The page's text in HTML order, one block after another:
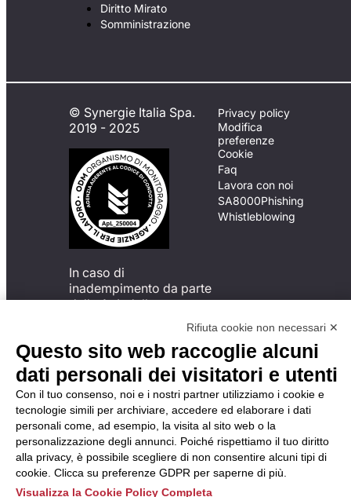
Diritto Mirato
Somministrazione
© Synergie Italia Spa.
2019 - 2025
In caso di
inadempimento da parte
della ApL delle
del Codice di Condotta, è
possibile presentare un
reclamo
all’Organismo di
Monitoraggio utilizzando
una delle modalità
descritte al seguente
indirizzo web
https://odm-
agenzielavoro.it/reclami/.
Privacy policy
Modifica
preferenze
Cookie
Faq
Lavora con noi
SA8000Phishing
Whistleblowing
Rifiuta cookie non necessari ✕
Questo sito web raccoglie alcuni
dati personali dei visitatori e utenti
Con il tuo consenso, noi e i nostri partner utilizziamo i cookie e
tecnologie simili per archiviare, accedere ed elaborare i dati
personali come, ad esempio, la visita al sito web o la
personalizzazione degli annunci. Poiché rispettiamo il tuo diritto
alla privacy, è possibile scegliere di non consentire alcuni tipi di
cookie. Clicca su preferenze GDPR per saperne di più.
Visualizza la Cookie Policy Completa